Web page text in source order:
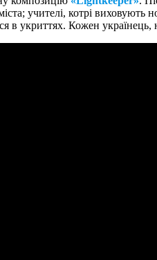
учителі, котрі
в укриттях. Кожен українець,